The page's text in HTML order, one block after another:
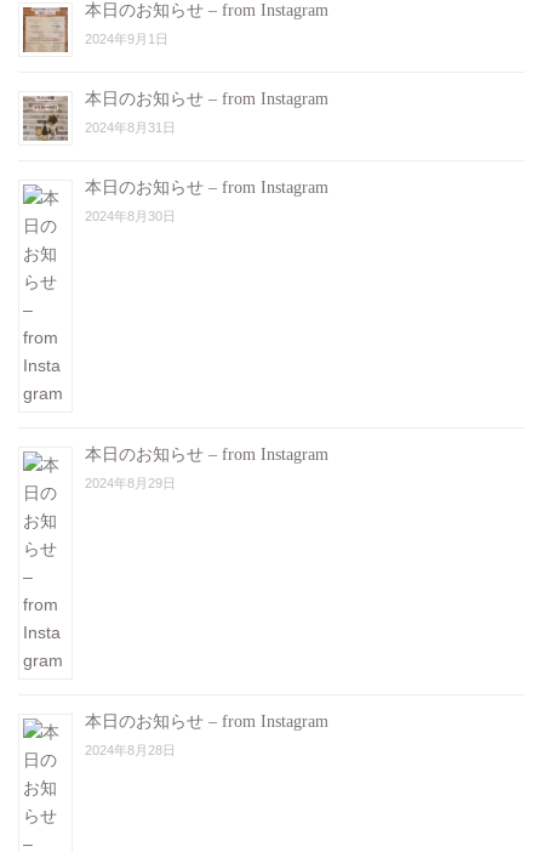
本日のお知らせ – from Instagram
2024年9月1日
本日のお知らせ – from Instagram
2024年8月31日
本日のお知らせ – from Instagram
2024年8月30日
本日のお知らせ – from Instagram
2024年8月29日
本日のお知らせ – from Instagram
2024年8月28日